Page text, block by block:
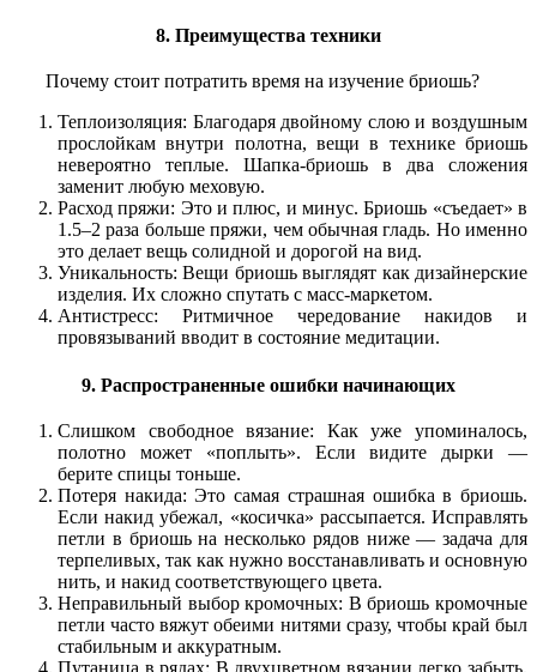
8. Преимущества техники
Почему стоит потратить время на изучение бриошь?
Теплоизоляция: Благодаря двойному слою и воздушным
прослойкам внутри полотна, вещи в технике бриошь
невероятно теплые. Шапка-бриошь в два сложения
заменит любую меховую.
Расход пряжи: Это и плюс, и минус. Бриошь «съедает» в
1.5–2 раза больше пряжи, чем обычная гладь. Но именно
это делает вещь солидной и дорогой на вид.
Уникальность: Вещи бриошь выглядят как дизайнерские
изделия. Их сложно спутать с масс-маркетом.
Антистресс: Ритмичное чередование накидов и
провязываний вводит в состояние медитации.
9. Распространенные ошибки начинающих
Слишком свободное вязание: Как уже упоминалось,
полотно может «поплыть». Если видите дырки —
берите спицы тоньше.
Потеря накида: Это самая страшная ошибка в бриошь.
Если накид убежал, «косичка» рассыпается. Исправлять
петли в бриошь на несколько рядов ниже — задача для
терпеливых, так как нужно восстанавливать и основную
нить, и накид соответствующего цвета.
Неправильный выбор кромочных: В бриошь кромочные
петли часто вяжут обеими нитями сразу, чтобы край был
стабильным и аккуратным.
Путаница в рядах: В двухцветном вязании легко забыть,